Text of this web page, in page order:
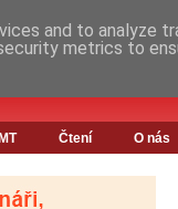
Čtení O nás
and to analyze
metrics to